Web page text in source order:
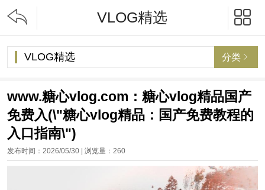
 VLOG精选 
VLOG精选 分类 
www.糖心vlog.com：糖心vlog精品国产
免费入(\"糖心vlog精品：国产免费教程的
入口指南\")
发布时间：2026/05/30 | 浏览量： 260